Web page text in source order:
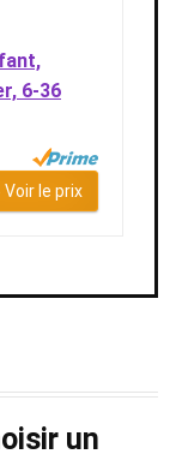
6-36
le prix
un